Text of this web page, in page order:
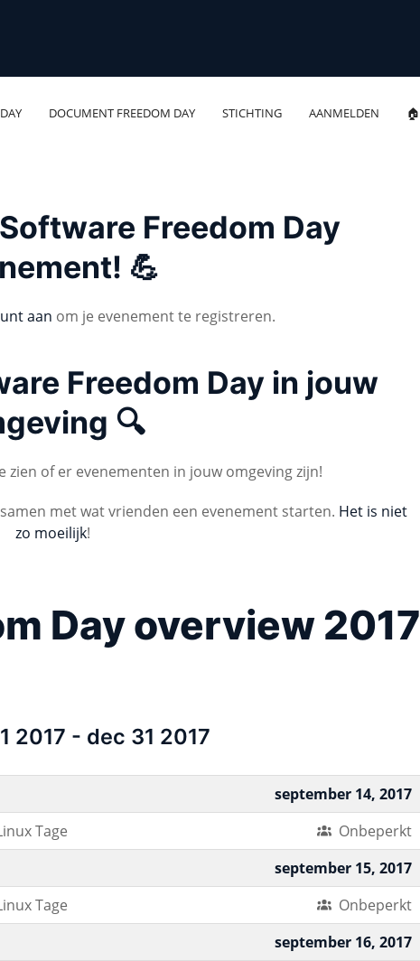
DOCUMENT FREEDOM DAY STICHTING AANMELDEN 🏠
Freedom Day
💪
aan om je evenement te registreren.
Freedom Day in jouw
🔍
zien of er evenementen in jouw omgeving zijn!
met wat vrienden een evenement starten. Het is niet
zo moeilijk!
Day overview 2017
2017 - dec 31 2017
september 14, 2017
Tage
Onbeperkt
september 15, 2017
Tage
Onbeperkt
september 16, 2017